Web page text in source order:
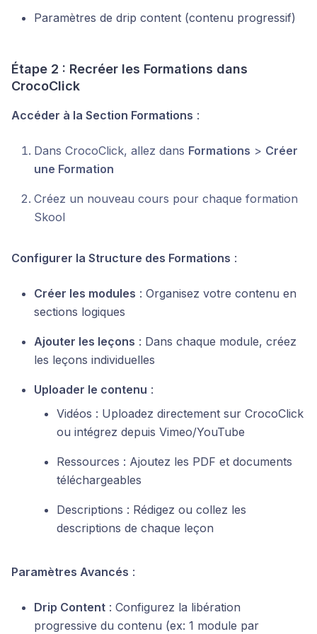
Paramètres de drip content (contenu progressif)
Étape 2 : Recréer les Formations dans
CrocoClick
Accéder à la Section Formations :
Dans CrocoClick, allez dans Formations > Créer
une Formation
Créez un nouveau cours pour chaque formation
Skool
Configurer la Structure des Formations :
Créer les modules : Organisez votre contenu en
sections logiques
Ajouter les leçons : Dans chaque module, créez
les leçons individuelles
Uploader le contenu :
Vidéos : Uploadez directement sur CrocoClick
ou intégrez depuis Vimeo/YouTube
Ressources : Ajoutez les PDF et documents
téléchargeables
Descriptions : Rédigez ou collez les
descriptions de chaque leçon
Paramètres Avancés :
Drip Content : Configurez la libération
progressive du contenu (ex: 1 module par